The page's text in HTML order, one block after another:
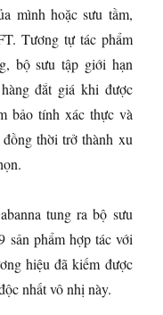
mình hoặc sưu tầm,
Tương tự tác phẩm
bộ sưu tập giới hạn
đắt giá khi được
bảo tính xác thực và
thời trở thành xu
tung ra bộ sưu
sản phẩm hợp tác với
hiệu đã kiếm được
nhất vô nhị này.